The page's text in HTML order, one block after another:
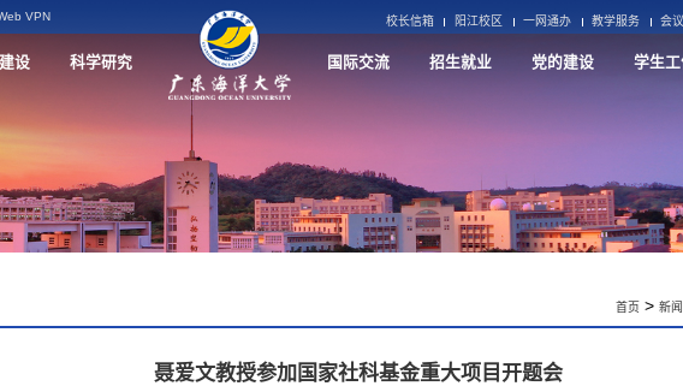
VPN 校长信箱 阳江校区 一网通办 教学服务 会
设 科学研究 国际交流 招生就业 党的建设 学生
首页 > 新
聂爱文教授参加国家社科基金重大项目开题会